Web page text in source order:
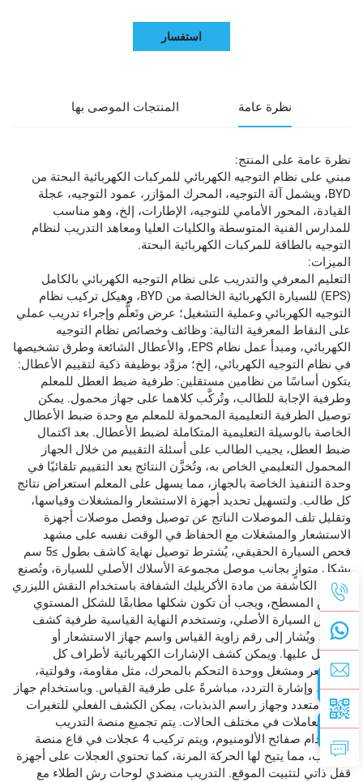
استفسار
نظرة عامة المنتجات الموصى بها
نظرة عامة على المنتج:
مبني على نظام التوجيه الكهربائي للمركبات الكهربائية البحتة من
BYD، ويشمل آلة التوجيه، المحرك المؤازر، عمود التوجيه، عجلة
القيادة، المحور الأمامي للتوجيه، الإطارات، إلخ، وهو مناسب
للمدارس الفنية المتوسطة والكليات العليا ومعاهد التدريب لنظام
التوجيه بالطاقة للمركبات الكهربائية البحتة.
الميزات:
التعليم المعرفي والتدريب على نظام التوجيه الكهربائي بالكامل
(EPS) للسيارة الكهربائية الخالصة من BYD، وهيكل تركيب نظام
التوجيه الكهربائي وعملية التشغيل؛ عرض وتَعلُّم وإجراء تدريب عملي
على النقاط المعرفية التالية: وظائف وخصائص نظام التوجيه
الكهربائي، ومبدأ عمل نظام EPS، والأعطال الشائعة وطرق تشخيصها
في نظام التوجيه الكهربائي، إلخ؛ مزوَّد بوظيفة ذكية لتقييم الأعطال:
يتكون أساسًا من نظامين مستقلين: طرفية ضبط العطل للمعلم
وطرفية الإجابة للطالب، وتُركَّب كلاهما على جهاز محمول. يمكن
توصيل الطرفية التعليمية المحمولة للمعلم مع وحدة ضبط الأعطال
الخاصة بالوسيلة التعليمية المتكاملة لضبط الأعطال. بعد اكتمال
ضبط العطل، يجيب الطالب على أسئلة التقييم من خلال الجهاز
المحمول التعليمي الخاص به، وتُخزَّن النتائج بعد التقييم تلقائيًا في
وحدة التنفيذ الخاصة بالجهاز، مما يسهل على المعلم استعراض نتائج
كل طالب. ولتسهيل تحديد أجهزة الاستشعار والمشغلات وقياسها،
وتقليل تلف الموصلات الناتج عن توصيل وفصل موصلات أجهزة
الاستشعار والمشغلات مع الحفاظ في الوقت نفسه على مشهد
فحص السيارة الحقيقي، يُشترط توصيل نهاية كاشف بطول ≥5 سم
بشكل متوازٍ بجانب موصل مجموعة الأسلاك الأصلي للسيارة، وتُصنع
النهاية الكاشفة من مادة الأكريليك الشفافة باستخدام النقش الليزري
والرش المسطح، ويجب أن تكون شكلها مطابقًا للشكل المستوي
لمقبس السيارة الأصلي، وتستخدم النهاية القياسية طرفية كشف
خاصة، ويُشار إلى رقم زاوية القياس واسم جهاز الاستشعار أو
المشغل عليها. ويمكن كشف الإشارات الكهربائية لأطراف كل
مستشعر ومشغل ووحدة التحكم بالمحرك، مثل مقاومة، وفولتية،
والتيار، وإشارة التردد، مباشرةً على طرفية القياس. وباستخدام جهاز
قياس متعدد وجهاز راسم الذبذبات، يمكن الكشف الفعلي للتغيرات
في المعاملات في مختلف الحالات. يتم تجميع منصة التدريب
باستخدام صفائح الألومنيوم، ويتم تركيب 4 عجلات في قاع منصة
التدريب، مما يتيح لها الحركة المرنة، كما تحتوي العجلات على أجهزة
قفل ذاتي لتثبيت الموقع. التدريب منضدي لوحات رش الطلاء مع